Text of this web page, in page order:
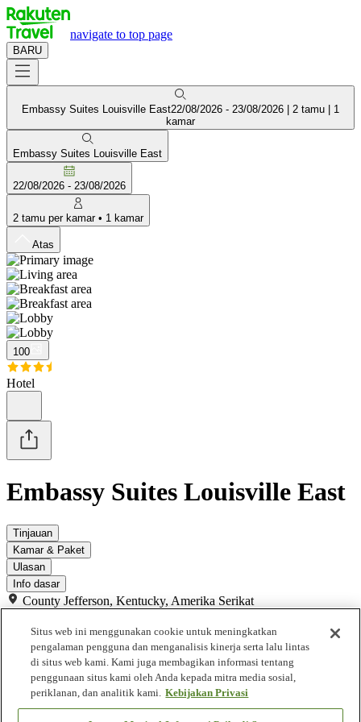
navigate to top page
BARU
Embassy Suites Louisville East22/08/2026 - 23/08/2026 2 tamu
1
kamar
Embassy Suites Louisville East
22/08/2026 - 23/08/2026
2 tamu per kamar• 1 kamar
Atas
100
Hotel
Embassy Suites Louisville East
Tinjauan
Kamar & Paket
Ulasan
Info dasar
County Jefferson, Kentucky, Amerika Serikat
Fasilitas properti
Tempat parkir
Restoran
Bar
Situs web ini menggunakan cookie untuk meningkatkan
pengalaman pengguna dan menganalisis kinerja serta lalu lintas
di situs web kami. Kami juga membagikan informasi tentang
penggunaan situs kami oleh Anda kepada mitra media sosial,
periklanan, dan analitik kami. Kebijakan Privasi